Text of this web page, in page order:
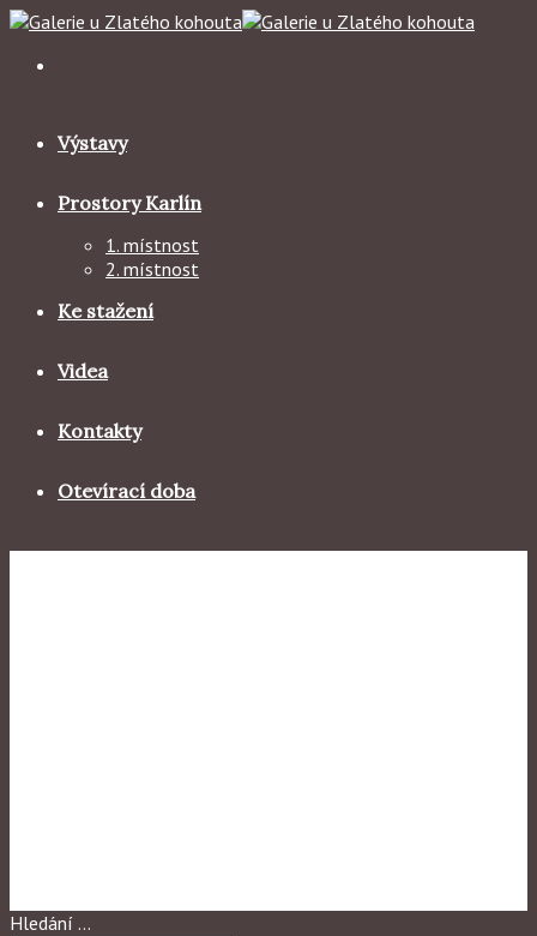
Skip
content
Výstavy
Prostory Karlín
1. místnost
2. místnost
Ke stažení
Videa
Kontakty
Otevírací doba
Hledání …